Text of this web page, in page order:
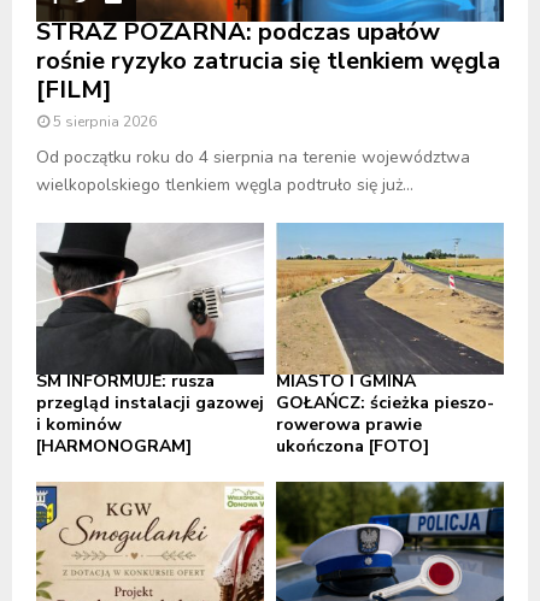
STRAŻ POŻARNA: podczas upałów
rośnie ryzyko zatrucia się tlenkiem węgla
[FILM]
5 sierpnia 2026
Od początku roku do 4 sierpnia na terenie województwa
wielkopolskiego tlenkiem węgla podtruło się już...
SM INFORMUJE: rusza
przegląd instalacji gazowej
i kominów
[HARMONOGRAM]
MIASTO I GMINA
GOŁAŃCZ: ścieżka pieszo-
rowerowa prawie
ukończona [FOTO]